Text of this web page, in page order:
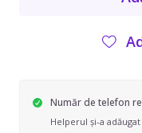
Număr de telefon
Helperul și-a